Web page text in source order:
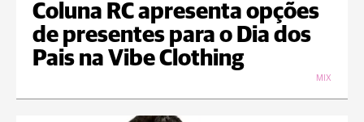
Coluna RC apresenta opções
de presentes para o Dia dos
Pais na Vibe Clothing
MIX